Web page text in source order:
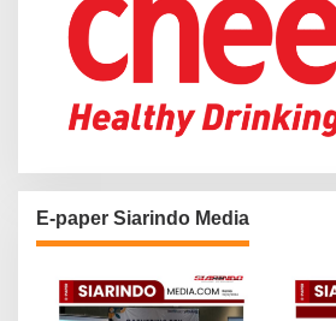
E-paper Siarindo Media